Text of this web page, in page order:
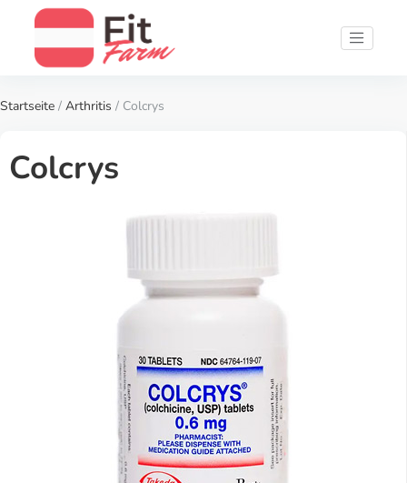
Startseite / Arthritis / Colcrys
Colcrys